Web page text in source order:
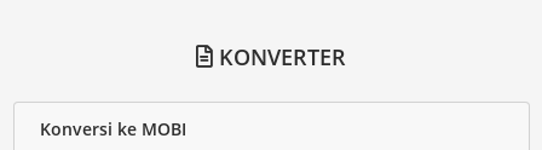
KONVERTER
Konversi ke MOBI